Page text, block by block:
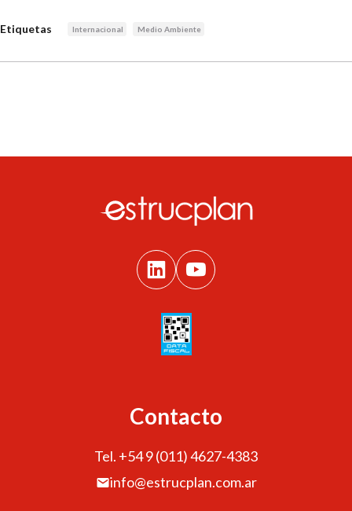
Etiquetas Internacional Medio Ambiente
Contacto
Tel. +54 9 (011) 4627-4383
info@estrucplan.com.ar